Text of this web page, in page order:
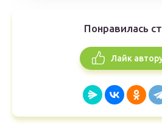
Понравилась
Лайк